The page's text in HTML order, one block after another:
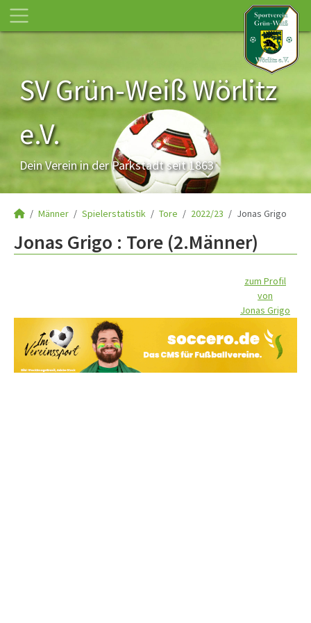
SV Grün-Weiß Wörlitz
e.V.
Dein Verein in der Parkstadt seit 1863
Männer Spielerstatistik Tore 2022/23 Jonas Grigo
Jonas Grigo : Tore (2.Männer)
zum Profil
von
Jonas Grigo